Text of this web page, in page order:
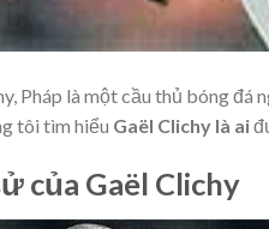
Pháp là một cầu thủ bóng đá
tôi tìm hiểu Gaël Clichy là ai
của Gaël Clichy